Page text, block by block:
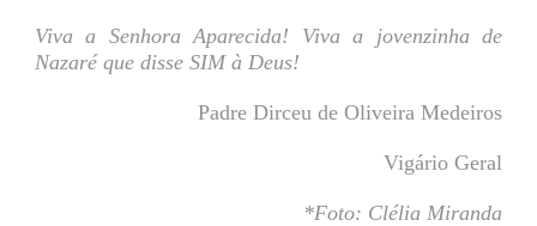
Viva a Senhora Aparecida! Viva a jovenzinha de
Nazaré que disse SIM à Deus!
Padre Dirceu de Oliveira Medeiros
Vigário Geral
*Foto: Clélia Miranda